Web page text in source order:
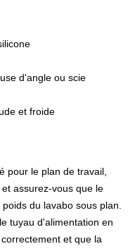
d'angle ou scie
et froide
pour le plan de travail,
assurez-vous que le
du lavabo sous plan.
tuyau d'alimentation en
et que la